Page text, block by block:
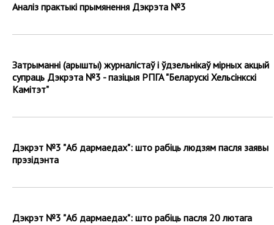
Аналіз практыкі прымянення Дэкрэта №3
Затрыманні (арышты) журналістаў і ўдзельнікаў мірных акцый
супраць Дэкрэта №3 - пазіцыя РПГА "Беларускі Хельсінкскі
Камітэт"
Дэкрэт №3 "Аб дармаедах": што рабіць людзям пасля заявы
прэзідэнта
Дэкрэт №3 "Аб дармаедах": што рабіць пасля 20 лютага